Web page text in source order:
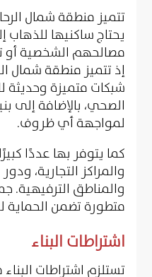
تتميز منطقة شمال
يحتاج ساكنيها للذهاب
مصالحهم الشخصية أو
إذ تتميز منطقة شمال
شبكات متميزة وحديثة
الصحي، بالإضافة إلى
لمواجهة أي ظروف.
كما يتوفر بها عددًا
والمراكز التجارية،
والمناطق الترفيهية.
متطورة تضمن الحماية
اشتراطات البناء
تستلزم اشتراطات